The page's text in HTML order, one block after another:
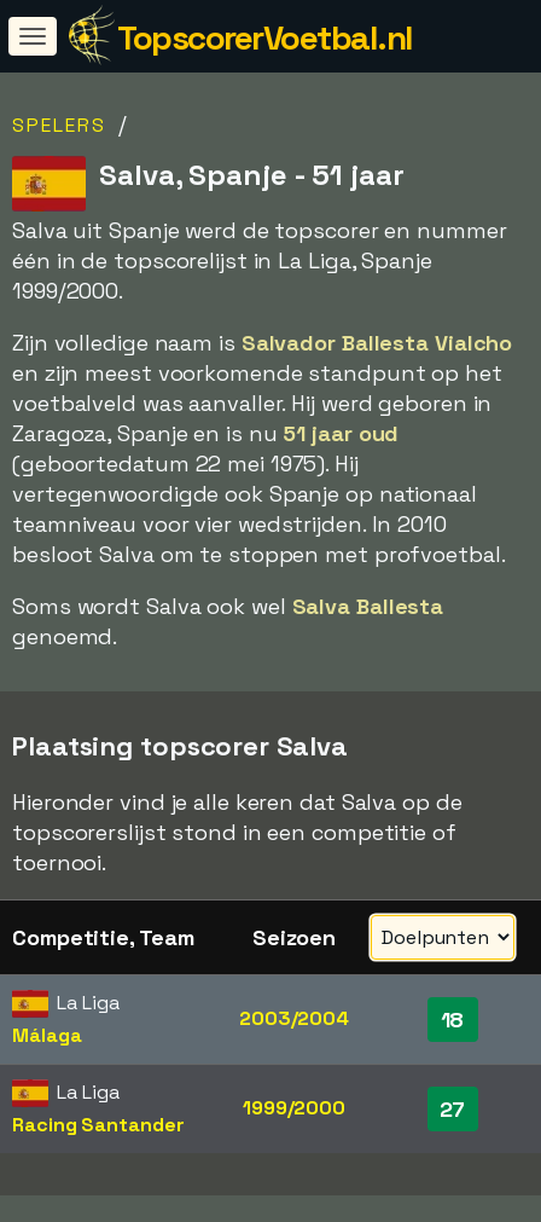
TopscorerVoetbal.nl
SPELERS /
Salva, Spanje - 51 jaar
Salva uit Spanje werd de topscorer en nummer
één in de topscorelijst in La Liga, Spanje
1999/2000.
Zijn volledige naam is Salvador Ballesta Vialcho
en zijn meest voorkomende standpunt op het
voetbalveld was aanvaller. Hij werd geboren in
Zaragoza, Spanje en is nu 51 jaar oud
(geboortedatum 22 mei 1975). Hij
vertegenwoordigde ook Spanje op nationaal
teamniveau voor vier wedstrijden. In 2010
besloot Salva om te stoppen met profvoetbal.
Soms wordt Salva ook wel Salva Ballesta
genoemd.
Plaatsing topscorer Salva
Hieronder vind je alle keren dat Salva op de
topscorerslijst stond in een competitie of
toernooi.
Competitie, Team Seizoen
La Liga
Málaga
2003/2004 18
La Liga
Racing Santander
1999/2000 27